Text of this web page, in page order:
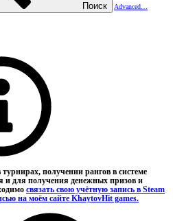
Поиск
Advanced…
получении рангов в системе
и для получения денежных призов и
связать свою учётную запись в Steam
на моём сайте KhaytovHit games.